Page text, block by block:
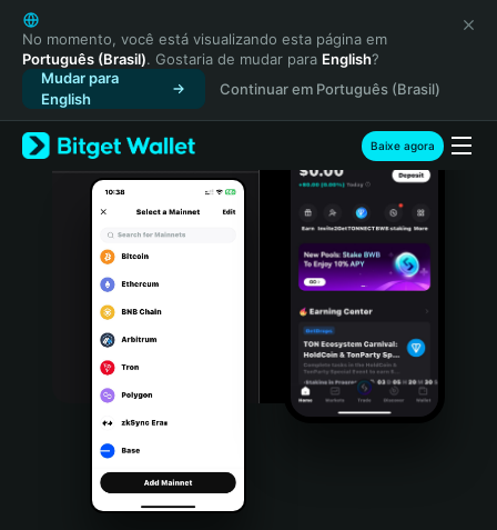
English
日本語
Tiếng Việt
Русский
Español (Latinoamérica)
Türkçe
Italiano
Português (Portugal)
Bahasa Indonesia
Português (Brasil)
Español (Argentina)
No momento, você está visualizando esta página em
Português (Brasil). Gostaria de mudar para English?
Mudar para
English
Continuar em Português (Brasil)
Baixe agora